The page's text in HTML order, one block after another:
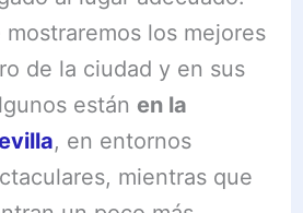
los mejores
de la ciudad y en sus
están en la
, en entornos
mientras que